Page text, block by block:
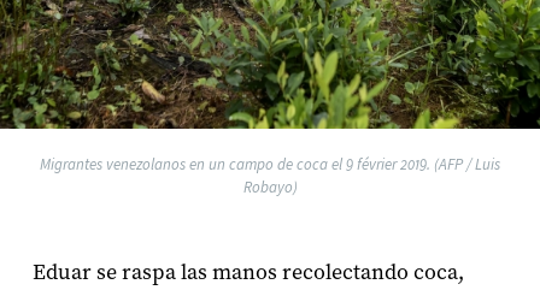
Migrantes venezolanos en un campo de coca el 9 février 2019. (AFP / Luis
Robayo)
Eduar se raspa las manos recolectando coca,